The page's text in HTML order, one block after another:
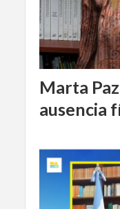
Marta
ausencia